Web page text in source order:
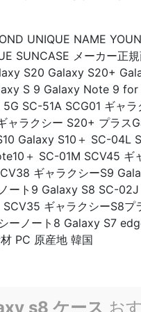
UNIQUE NAME
SUNCASE メーカー正
S20 Galaxy S20+
S 9 Galaxy Note 9 for
SC-51A SCG01 ギャ
ャラクシー S20+ プラス
Galaxy S10＋ SC-04L
＋ SC-01M SCV45 ギ
ギャラクシーS9
ート9 Galaxy S8 SC-
ギャラクシーS8
ーノート8 Galaxy S7
PC 原産地 韓国
s8 ケース お